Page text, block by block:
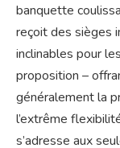
banquette
reçoit des sièges
inclinables pour
proposition –
généralement la
l’extrême
s’adresse aux